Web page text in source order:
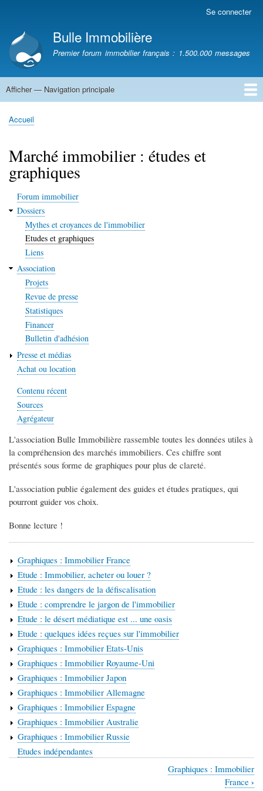
contenu
principal
compte
de
l'utilisateur
Se connecter
Bulle Immobilière
Premier forum immobilier français : 1.500.000 messages
Navigation
Afficher — Navigation principale
Accueil
Fil
Accueil
Marché immobilier : études et
graphiques
Forum immobilier
Dossiers
Mythes et croyances de l'immobilier
Etudes et graphiques
Liens
Association
Projets
Revue de presse
Statistiques
Financer
Bulletin d'adhésion
Presse et médias
Achat ou location
Contenu récent
Sources
Agrégateur
L'association Bulle Immobilière rassemble toutes les données utiles à
la compréhension des marchés immobiliers. Ces chiffre sont
présentés sous forme de graphiques pour plus de clareté.
L'association publie également des guides et études pratiques, qui
pourront guider vos choix.
Bonne lecture !
Graphiques : Immobilier France
Etude : Immobilier, acheter ou louer ?
Etude : les dangers de la défiscalisation
Etude : comprendre le jargon de l'immobilier
Etude : le désert médiatique est ... une oasis
Etude : quelques idées reçues sur l'immobilier
Graphiques : Immobilier Etats-Unis
Graphiques : Immobilier Royaume-Uni
Graphiques : Immobilier Japon
Graphiques : Immobilier Allemagne
Graphiques : Immobilier Espagne
Graphiques : Immobilier Australie
Graphiques : Immobilier Russie
Etudes indépendantes
Graphiques : Immobilier
France ›